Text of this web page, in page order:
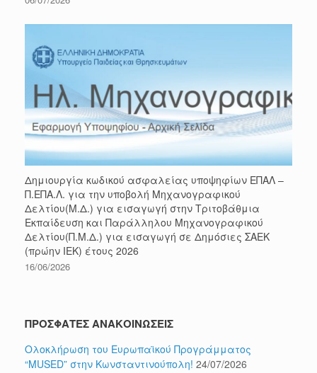
Δημιουργία κωδικού ασφαλείας υποψηφίων ΕΠΑΛ –
Π.ΕΠΑ.Λ. για την υποβολή Μηχανογραφικού
Δελτίου(Μ.Δ.) για εισαγωγή στην Τριτοβάθμια
Εκπαίδευση και Παράλληλου Μηχανογραφικού
Δελτίου(Π.Μ.Δ.) για εισαγωγή σε Δημόσιες ΣΑΕΚ
(πρώην ΙΕΚ) έτους 2026
16/06/2026
ΠΡΟΣΦΑΤΕΣ ΑΝΑΚΟΙΝΩΣΕΙΣ
Ολοκλήρωση του Ευρωπαϊκού Προγράμματος
“MUSED” στην Κωνσταντινούπολη! 24/07/2026